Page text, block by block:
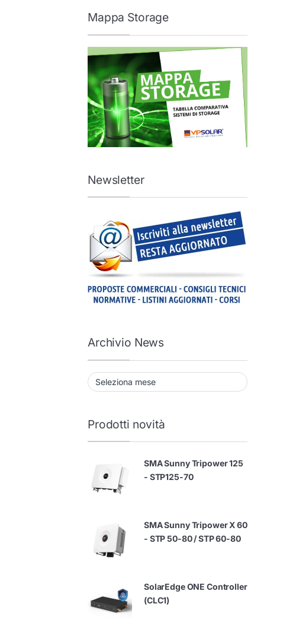
Mappa Storage
Newsletter
Archivio News
Archivio News
Prodotti novità
SMA Sunny Tripower 125
- STP125-70
SMA Sunny Tripower X 60
- STP 50-80 / STP 60-80
SolarEdge ONE Controller
(CLC1)